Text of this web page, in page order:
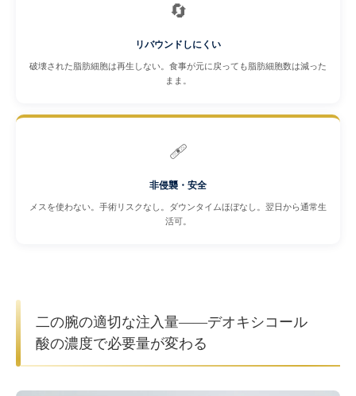
🔄
リバウンドしにくい
破壊された脂肪細胞は再生しない。食事が元に戻っても脂肪細胞数は減った
まま。
🩹
非侵襲・安全
メスを使わない。手術リスクなし。ダウンタイムほぼなし。翌日から通常生
活可。
二の腕の適切な注入量——デオキシコール
酸の濃度で必要量が変わる